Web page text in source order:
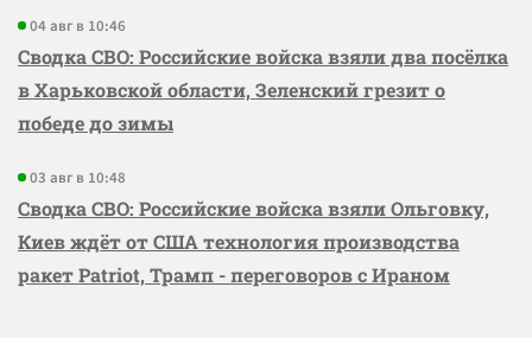
04 авг в 10:46
Сводка СВО: Российские войска взяли два посёлка
в Харьковской области, Зеленский грезит о
победе до зимы
03 авг в 10:48
Сводка СВО: Российские войска взяли Ольговку,
Киев ждёт от США технология производства
ракет Patriot, Трамп - переговоров с Ираном